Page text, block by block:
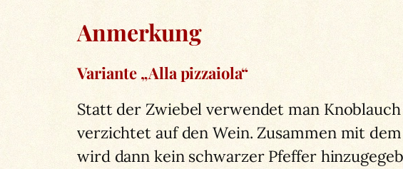
Anmerkung
Variante „Alla pizzaiola“
Statt der Zwiebel verwendet man
verzichtet auf den Wein. Zusammen mit
wird dann kein schwarzer Pfeffer